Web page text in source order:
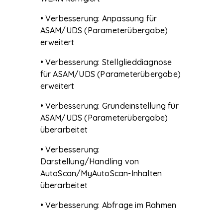
• Verbesserung: Anpassung für
ASAM/UDS (Parameterübergabe)
erweitert
• Verbesserung: Stellglieddiagnose
für ASAM/UDS (Parameterübergabe)
erweitert
• Verbesserung: Grundeinstellung für
ASAM/UDS (Parameterübergabe)
überarbeitet
• Verbesserung:
Darstellung/Handling von
AutoScan/MyAutoScan-Inhalten
überarbeitet
• Verbesserung: Abfrage im Rahmen